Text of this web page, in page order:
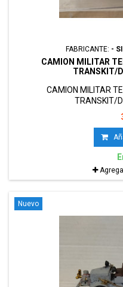
FABRICANTE: -
CAMION MILITAR
TRANSKIT/
CAMION MILITAR
TRANSKIT/
Nuevo